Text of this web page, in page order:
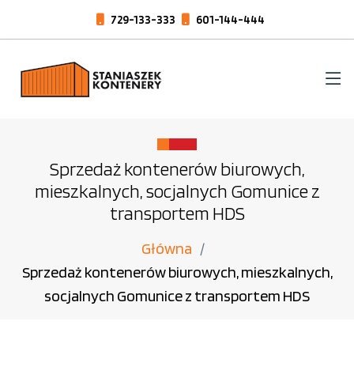
729-133-333 601-144-444
Sprzedaż kontenerów biurowych,
mieszkalnych, socjalnych Gomunice z
transportem HDS
Główna
Sprzedaż kontenerów biurowych, mieszkalnych,
socjalnych Gomunice z transportem HDS